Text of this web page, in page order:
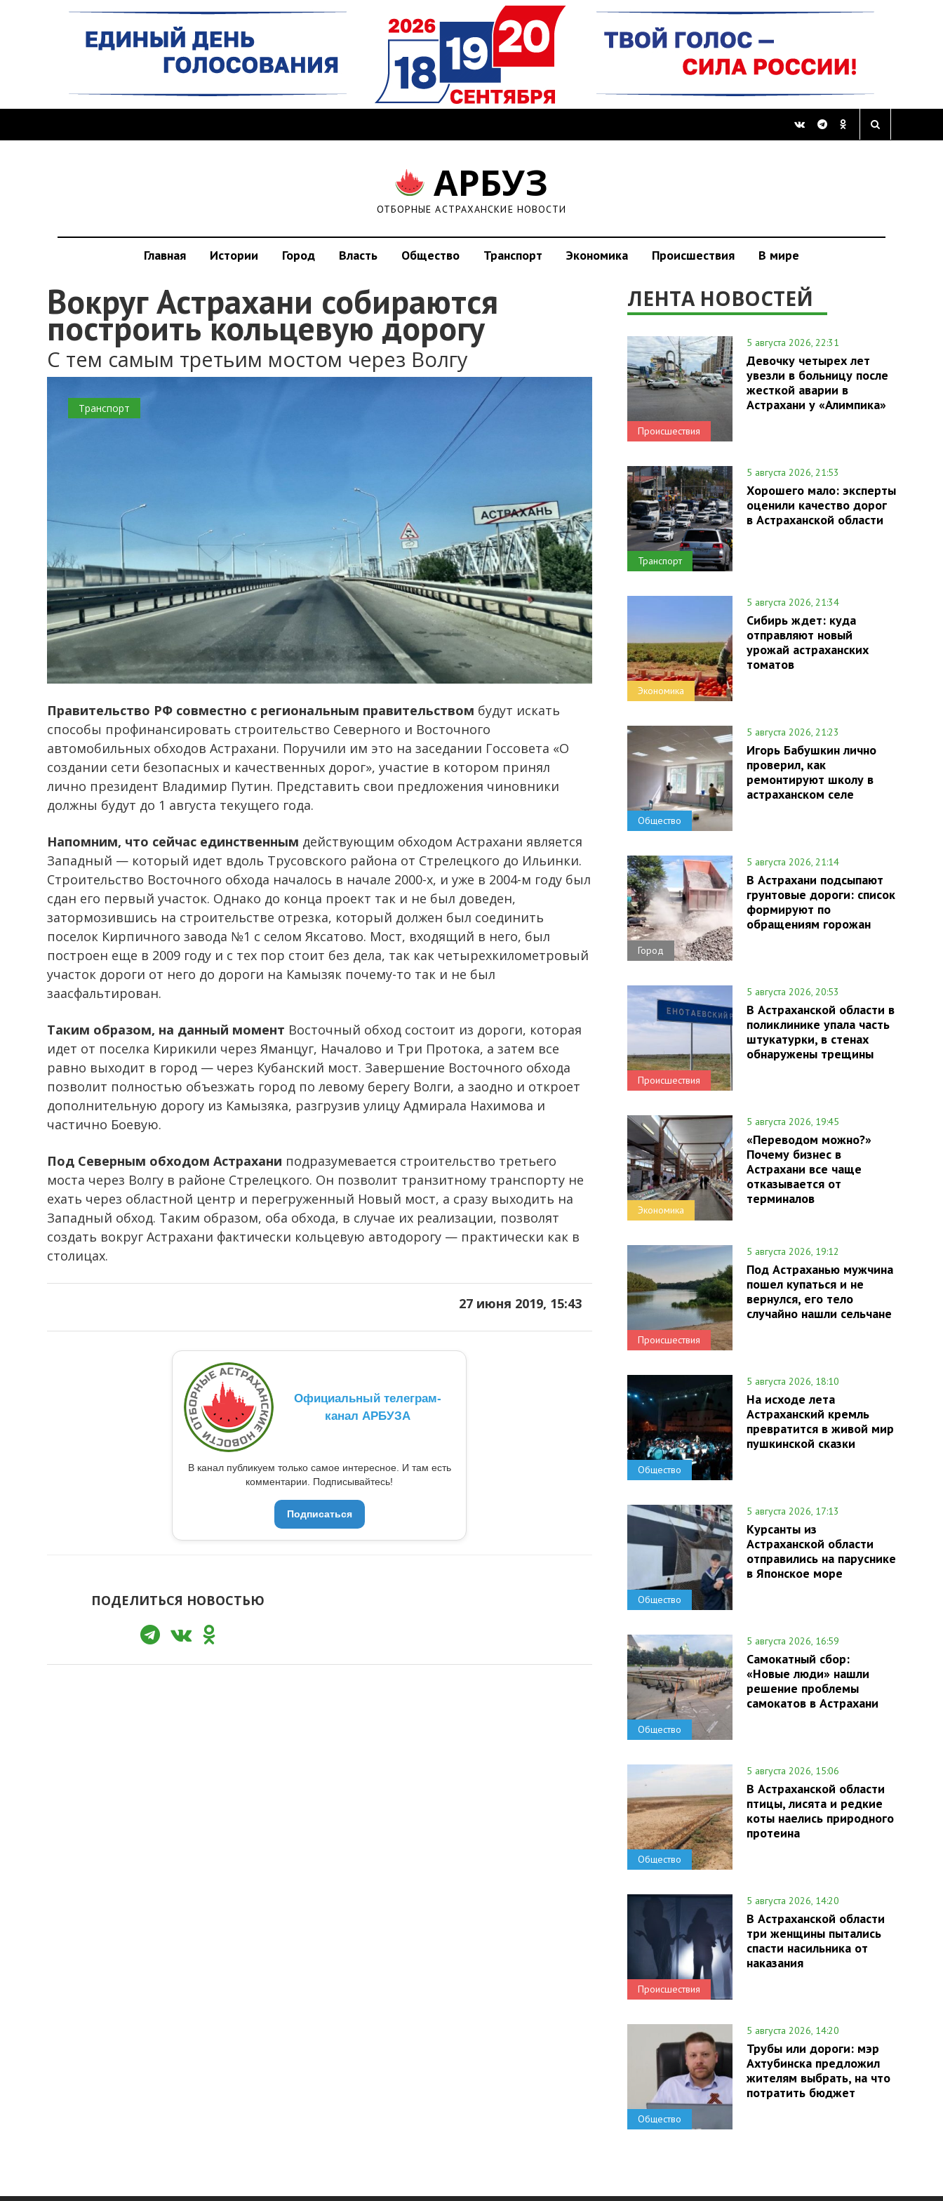
АРБУЗ
ОТБОРНЫЕ АСТРАХАНСКИЕ НОВОСТИ
Главная Истории Город Власть Общество Транспорт Экономика Происшествия В мире
Вокруг Астрахани собираются
построить кольцевую дорогу
С тем самым третьим мостом через Волгу
Транспорт
Правительство РФ совместно с региональным правительством будут искать
способы профинансировать строительство Северного и Восточного
автомобильных обходов Астрахани. Поручили им это на заседании Госсовета «О
создании сети безопасных и качественных дорог», участие в котором принял
лично президент Владимир Путин. Представить свои предложения чиновники
должны будут до 1 августа текущего года.
Напомним, что сейчас единственным действующим обходом Астрахани является
Западный — который идет вдоль Трусовского района от Стрелецкого до Ильинки.
Строительство Восточного обхода началось в начале 2000-х, и уже в 2004-м году был
сдан его первый участок. Однако до конца проект так и не был доведен,
затормозившись на строительстве отрезка, который должен был соединить
поселок Кирпичного завода №1 с селом Яксатово. Мост, входящий в него, был
построен еще в 2009 году и с тех пор стоит без дела, так как четырехкилометровый
участок дороги от него до дороги на Камызяк почему-то так и не был
заасфальтирован.
Таким образом, на данный момент Восточный обход состоит из дороги, которая
идет от поселка Кирикили через Яманцуг, Началово и Три Протока, а затем все
равно выходит в город — через Кубанский мост. Завершение Восточного обхода
позволит полностью объезжать город по левому берегу Волги, а заодно и откроет
дополнительную дорогу из Камызяка, разгрузив улицу Адмирала Нахимова и
частично Боевую.
Под Северным обходом Астрахани подразумевается строительство третьего
моста через Волгу в районе Стрелецкого. Он позволит транзитному транспорту не
ехать через областной центр и перегруженный Новый мост, а сразу выходить на
Западный обход. Таким образом, оба обхода, в случае их реализации, позволят
создать вокруг Астрахани фактически кольцевую автодорогу — практически как в
столицах.
27 июня 2019, 15:43
Официальный телеграм-
канал АРБУЗА
В канал публикуем только самое интересное. И там есть
комментарии. Подписывайтесь!
Подписаться
ПОДЕЛИТЬСЯ НОВОСТЬЮ
ЛЕНТА НОВОСТЕЙ
Происшествия
5 августа 2026, 22:31
Девочку четырех лет
увезли в больницу после
жесткой аварии в
Астрахани у «Алимпика»
Транспорт
5 августа 2026, 21:53
Хорошего мало: эксперты
оценили качество дорог
в Астраханской области
Экономика
5 августа 2026, 21:34
Сибирь ждет: куда
отправляют новый
урожай астраханских
томатов
Общество
5 августа 2026, 21:23
Игорь Бабушкин лично
проверил, как
ремонтируют школу в
астраханском селе
Город
5 августа 2026, 21:14
В Астрахани подсыпают
грунтовые дороги: список
формируют по
обращениям горожан
Происшествия
5 августа 2026, 20:53
В Астраханской области в
поликлинике упала часть
штукатурки, в стенах
обнаружены трещины
Экономика
5 августа 2026, 19:45
«Переводом можно?»
Почему бизнес в
Астрахани все чаще
отказывается от
терминалов
Происшествия
5 августа 2026, 19:12
Под Астраханью мужчина
пошел купаться и не
вернулся, его тело
случайно нашли сельчане
Общество
5 августа 2026, 18:10
На исходе лета
Астраханский кремль
превратится в живой мир
пушкинской сказки
Общество
5 августа 2026, 17:13
Курсанты из
Астраханской области
отправились на паруснике
в Японское море
Общество
5 августа 2026, 16:59
Самокатный сбор:
«Новые люди» нашли
решение проблемы
самокатов в Астрахани
Общество
5 августа 2026, 15:06
В Астраханской области
птицы, лисята и редкие
коты наелись природного
протеина
Происшествия
5 августа 2026, 14:20
В Астраханской области
три женщины пытались
спасти насильника от
наказания
Общество
5 августа 2026, 14:20
Трубы или дороги: мэр
Ахтубинска предложил
жителям выбрать, на что
потратить бюджет